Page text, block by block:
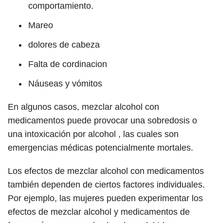
comportamiento.
Mareo
dolores de cabeza
Falta de cordinacion
Náuseas y vómitos
En algunos casos, mezclar alcohol con
medicamentos puede provocar una sobredosis o
una intoxicación por alcohol , las cuales son
emergencias médicas potencialmente mortales.
Los efectos de mezclar alcohol con medicamentos
también dependen de ciertos factores individuales.
Por ejemplo, las mujeres pueden experimentar los
efectos de mezclar alcohol y medicamentos de